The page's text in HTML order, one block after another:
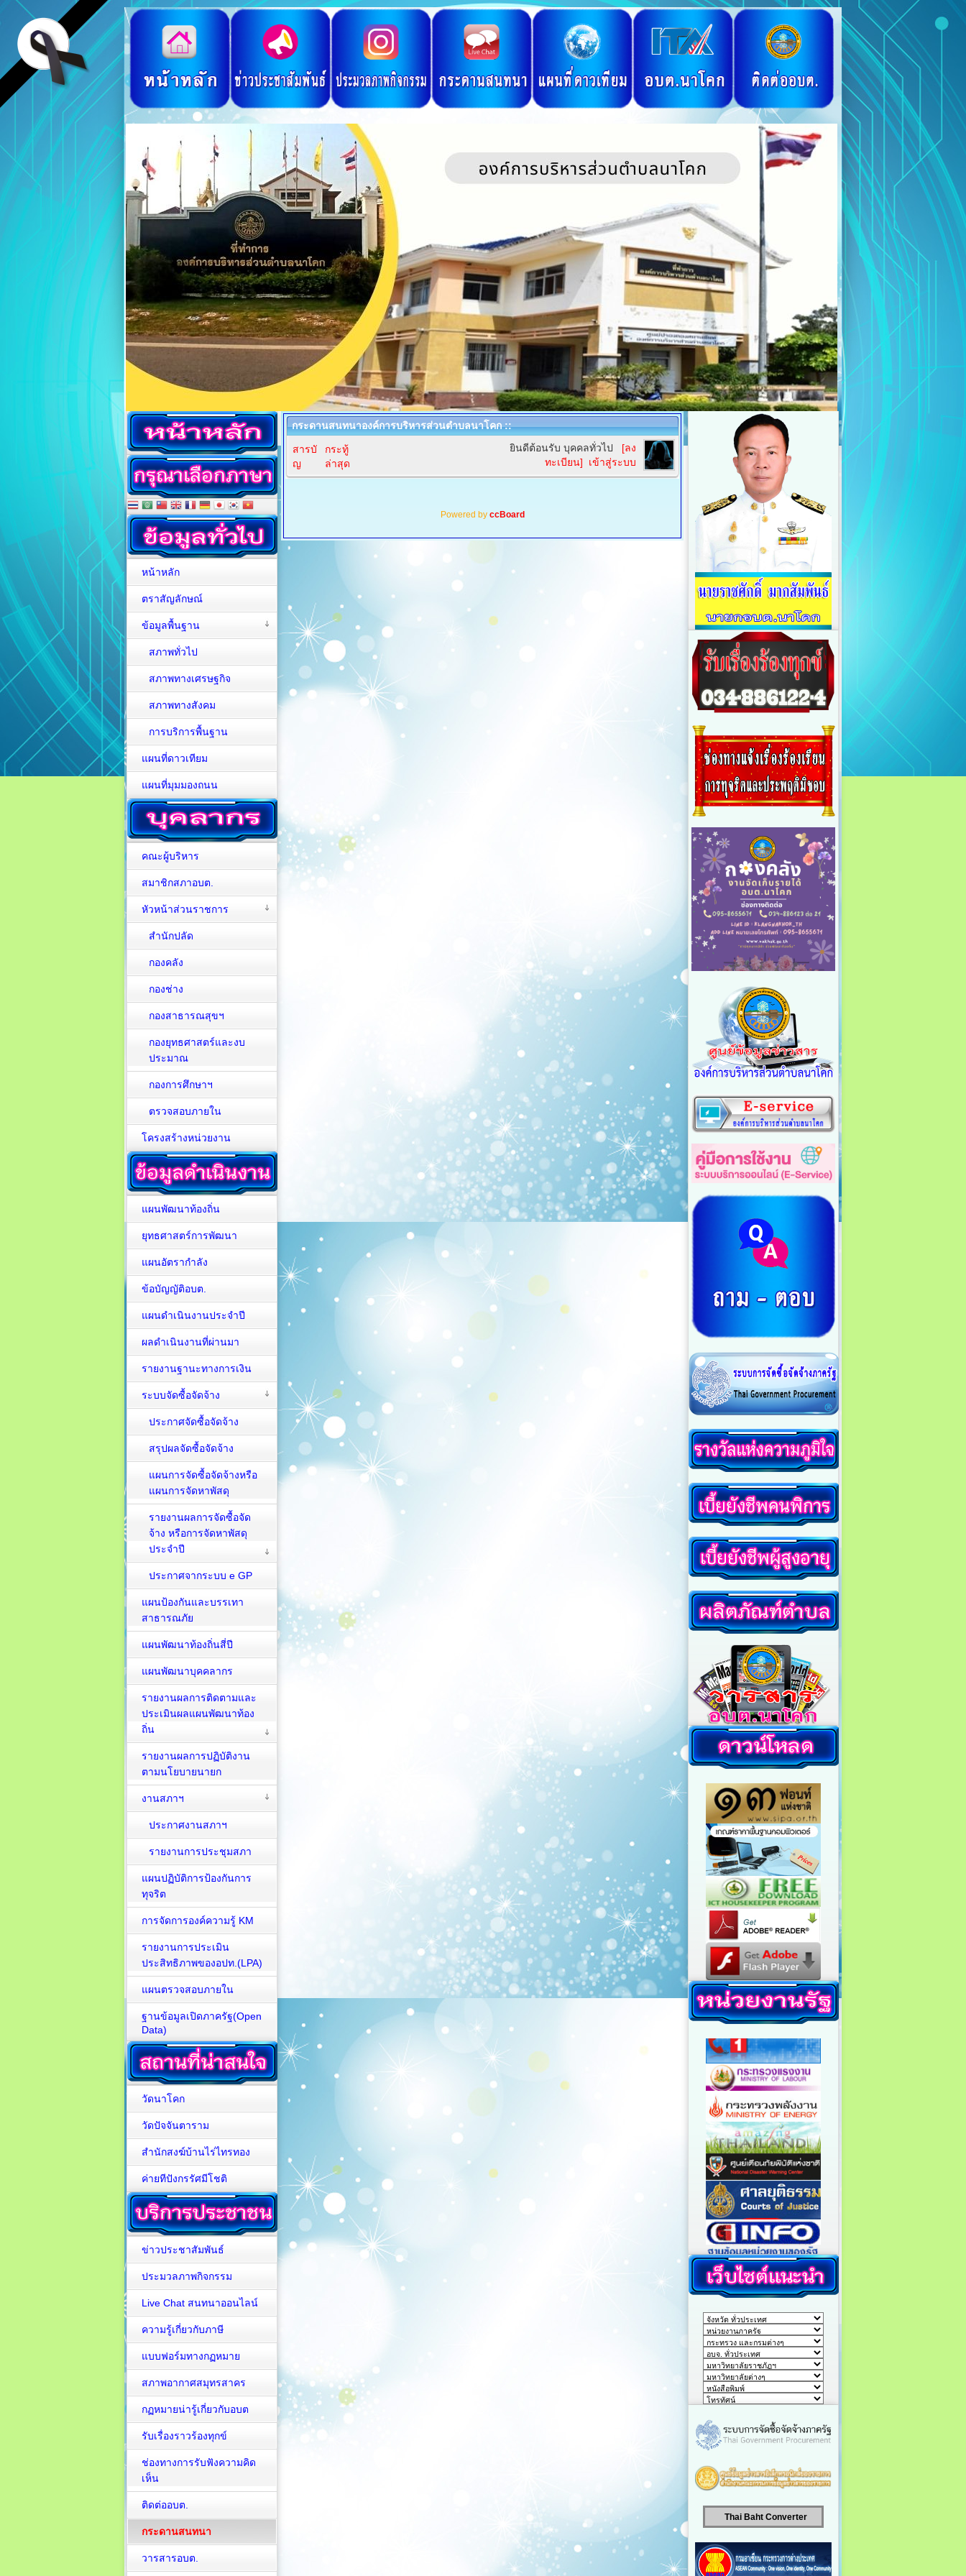
กระดานสนทนาองค์การบริหารส่วนตำบลนาโคก ::
สารบั
ญ
กระทู้
ล่าสุด
ยินดีต้อนรับ บุคคลทั่วไป [ลง
ทะเบียน]
เข้าสู่ระบบ
Powered by ccBoard
หน้าหลัก
ตราสัญลักษณ์
ข้อมูลพื้นฐาน
สภาพทั่วไป
สภาพทางเศรษฐกิจ
สภาพทางสังคม
การบริการพื้นฐาน
แผนที่ดาวเทียม
แผนที่มุมมองถนน
คณะผู้บริหาร
สมาชิกสภาอบต.
หัวหน้าส่วนราชการ
สำนักปลัด
กองคลัง
กองช่าง
กองสาธารณสุขฯ
กองยุทธศาสตร์และงบ
ประมาณ
กองการศึกษาฯ
ตรวจสอบภายใน
โครงสร้างหน่วยงาน
แผนพัฒนาท้องถิ่น
ยุทธศาสตร์การพัฒนา
แผนอัตรากำลัง
ข้อบัญญัติอบต.
แผนดำเนินงานประจำปี
ผลดำเนินงานที่ผ่านมา
รายงานฐานะทางการเงิน
ระบบจัดซื้อจัดจ้าง
ประกาศจัดซื้อจัดจ้าง
สรุปผลจัดซื้อจัดจ้าง
แผนการจัดซื้อจัดจ้างหรือ
แผนการจัดหาพัสดุ
รายงานผลการจัดซื้อจัด
จ้าง หรือการจัดหาพัสดุ
ประจำปี
ประกาศจากระบบ e GP
แผนป้องกันและบรรเทา
สาธารณภัย
แผนพัฒนาท้องถิ่นสี่ปี
แผนพัฒนาบุคคลากร
รายงานผลการติดตามและ
ประเมินผลแผนพัฒนาท้อง
ถิ่น
รายงานผลการปฏิบัติงาน
ตามนโยบายนายก
งานสภาฯ
ประกาศงานสภาฯ
รายงานการประชุมสภา
แผนปฏิบัติการป้องกันการ
ทุจริต
การจัดการองค์ความรู้ KM
รายงานการประเมิน
ประสิทธิภาพของอปท.(LPA)
แผนตรวจสอบภายใน
ฐานข้อมูลเปิดภาครัฐ(Open
Data)
วัดนาโคก
วัดปัจจันตาราม
สำนักสงฆ์บ้านไร่ไทรทอง
ค่ายทีปังกรรัศมีโชติ
ข่าวประชาสัมพันธ์
ประมวลภาพกิจกรรม
Live Chat สนทนาออนไลน์
ความรู้เกี่ยวกับภาษี
แบบฟอร์มทางกฏหมาย
สภาพอากาศสมุทรสาคร
กฏหมายน่ารู้เกี่ยวกับอบต
รับเรื่องราวร้องทุกข์
ช่องทางการรับฟังความคิด
เห็น
ติดต่ออบต.
กระดานสนทนา
วารสารอบต.
Thai Baht Converter